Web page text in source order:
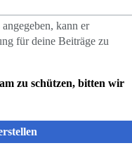
kann er
für deine Beiträge zu
zu schützen, bitten wir